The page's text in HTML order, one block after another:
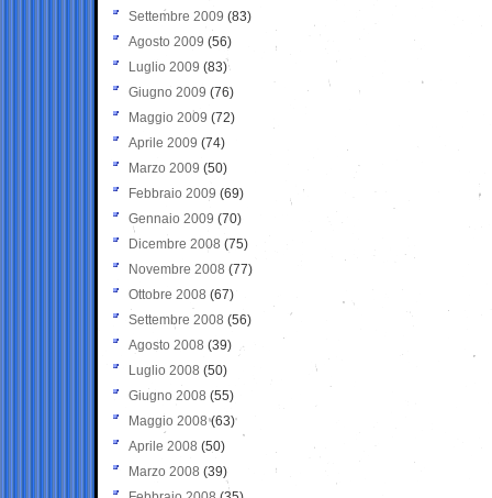
Settembre 2009 (83)
Agosto 2009 (56)
Luglio 2009 (83)
Giugno 2009 (76)
Maggio 2009 (72)
Aprile 2009 (74)
Marzo 2009 (50)
Febbraio 2009 (69)
Gennaio 2009 (70)
Dicembre 2008 (75)
Novembre 2008 (77)
Ottobre 2008 (67)
Settembre 2008 (56)
Agosto 2008 (39)
Luglio 2008 (50)
Giugno 2008 (55)
Maggio 2008(63)
Aprile 2008 (50)
Marzo 2008 (39)